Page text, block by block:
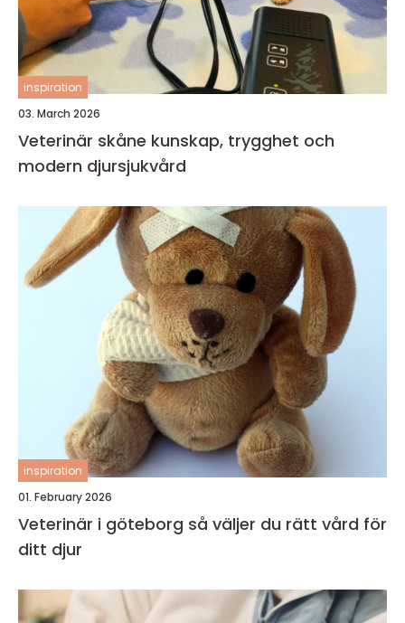
inspiration
03. March 2026
Veterinär skåne kunskap, trygghet och
modern djursjukvård
inspiration
01. February 2026
Veterinär i göteborg så väljer du rätt vård för
ditt djur